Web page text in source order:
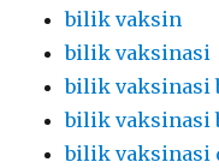
bilik vaksin
bilik vaksinasi
bilik vaksinasi
bilik vaksinasi
bilik vaksinasi